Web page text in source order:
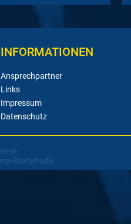
INFORMATIONEN
Ansprechpartner
Links
Impressum
Datenschutz